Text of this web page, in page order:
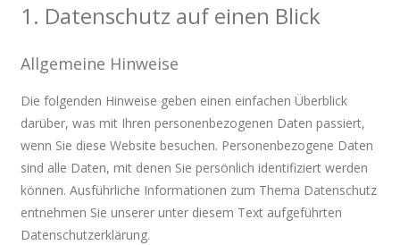
1. Datenschutz auf einen Blick
Allgemeine Hinweise
Die folgenden Hinweise geben einen einfachen Überblick
darüber, was mit Ihren personenbezogenen Daten passiert,
wenn Sie diese Website besuchen. Personenbezogene Daten
sind alle Daten, mit denen Sie persönlich identifiziert werden
können. Ausführliche Informationen zum Thema Datenschutz
entnehmen Sie unserer unter diesem Text aufgeführten
Datenschutzerklärung.